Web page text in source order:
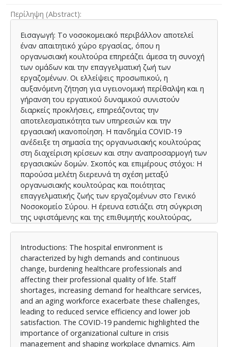
Περίληψη (Abstract)
Εισαγωγή: Το νοσοκομειακό περιβάλλον αποτελεί
έναν απαιτητικό χώρο εργασίας, όπου η
οργανωσιακή κουλτούρα επηρεάζει άμεσα τη συνοχή
των ομάδων και την επαγγελματική ζωή των
εργαζομένων. Οι ελλείψεις προσωπικού, η
αυξανόμενη ζήτηση για υγειονομική περίθαλψη και η
γήρανση του εργατικού δυναμικού συνιστούν
διαρκείς προκλήσεις, επηρεάζοντας την
αποτελεσματικότητα των υπηρεσιών και την
εργασιακή ικανοποίηση. Η πανδημία COVID-19
ανέδειξε τη σημασία της οργανωσιακής κουλτούρας
στη διαχείριση κρίσεων και στην αναπροσαρμογή των
εργασιακών δομών. Σκοπός και επιμέρους στόχοι: Η
παρούσα μελέτη διερευνά τη σχέση μεταξύ
οργανωσιακής κουλτούρας και ποιότητας
επαγγελματικής ζωής των εργαζομένων στο Γενικό
Νοσοκομείο Σύρου. Η έρευνα εστιάζει στη σύγκριση
της υφιστάμενης και της επιθυμητής κουλτούρας,
συνολική εμπειρία των εργαζομένων. Τα
αποτελέσματα στοχεύουν στην παροχή δεδομένων
που θα υποστηρίξουν στρατηγικές βελτίωσης των
εργασιακών συνθηκών. Υλικό και Μεθοδολογία: Η
μελέτη πραγματοποιήθηκε μέσω βιβλιογραφικής
ανασκόπησης και ποσοτικής έρευνας με 139 έγκυρα
ερωτηματολόγια. Η μέτρηση της οργανωσιακής
κουλτούρας έγινε μέσω του OCAI, που αξιολογεί
τέσσερις τύπους κουλτούρας (Ιεραρχική, Αγοράς,
Introductions: The hospital environment is
characterized by high demands and continuous
change, burdening healthcare professionals and
affecting their professional quality of life. Staff
shortages, increasing demand for healthcare services,
and an aging workforce exacerbate these challenges,
leading to reduced service efficiency and lower job
satisfaction. The COVID-19 pandemic highlighted the
importance of organizational culture in crisis
management and shaping workplace dynamics. Aim